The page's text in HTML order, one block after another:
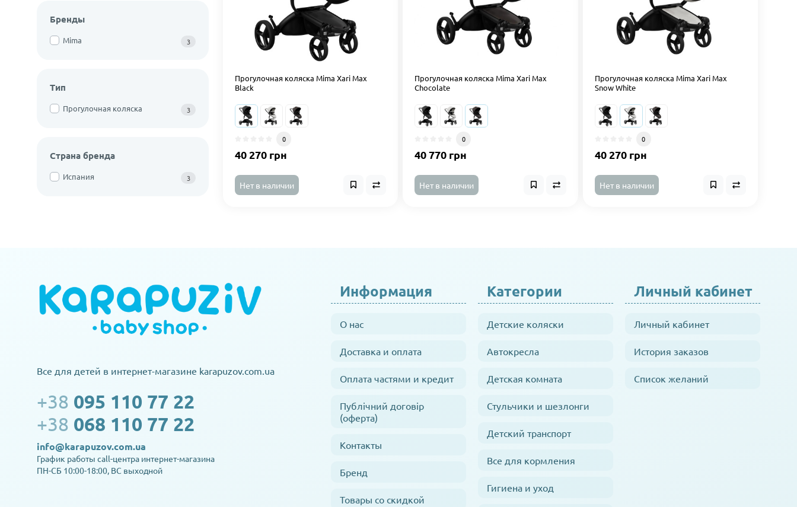
Бренды
Mima 3
Тип
Прогулочная коляска 3
Страна бренда
Испания 3
Прогулочная коляска Mima Xari Max
Black
0
40 270 грн
Нет в наличии
Прогулочная коляска Mima Xari Max
Chocolate
0
40 770 грн
Нет в наличии
Прогулочная коляска Mima Xari Max
Snow White
0
40 270 грн
Нет в наличии
Все для детей в интернет-магазине karapuzov.com.ua
+38 095 110 77 22
+38 068 110 77 22
info@karapuzov.com.ua
График работы call-центра интернет-магазина
ПН-СБ 10:00-18:00, ВС выходной
Информация
О нас
Доставка и оплата
Оплата частями и кредит
Публічний договір
(оферта)
Контакты
Бренд
Товары со скидкой
Категории
Детские коляски
Автокресла
Детская комната
Стульчики и шезлонги
Детский транспорт
Все для кормления
Гигиена и уход
Личный кабинет
Личный кабинет
История заказов
Список желаний